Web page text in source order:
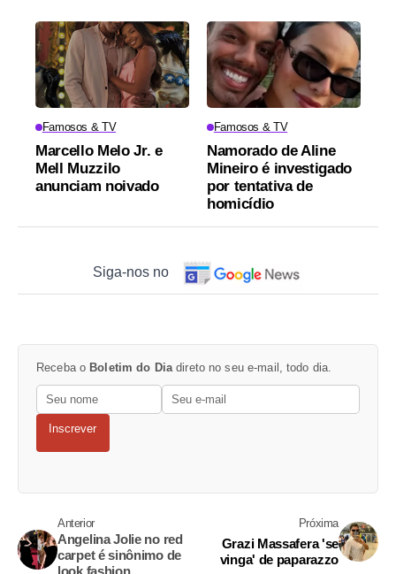
Famosos & TV
Marcello Melo Jr. e
Mell Muzzilo
anunciam noivado
Famosos & TV
Namorado de Aline
Mineiro é investigado
por tentativa de
homicídio
Siga-nos no
Receba o Boletim do Dia direto no seu e-mail, todo dia.
Inscrever
Anterior
Angelina Jolie no red
carpet é sinônimo de
Próxima
Grazi Massafera 'se
vinga' de paparazzo